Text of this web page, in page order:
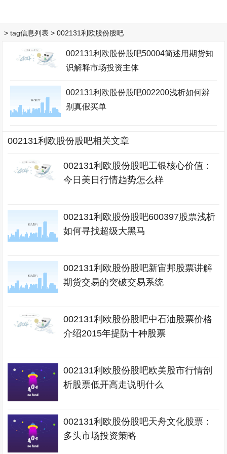
> tag信息列表 > 002131利欧股份股吧
002131利欧股份股吧50004简述用期货知
识解释市场投资主体
002131利欧股份股吧002200浅析如何辨
别真假买单
002131利欧股份股吧相关文章
002131利欧股份股吧工银核心价值：
今日美日行情趋势怎么样
002131利欧股份股吧600397股票浅析
如何寻找超级大黑马
002131利欧股份股吧新宙邦股票讲解
期货交易的突破交易系统
002131利欧股份股吧中石油股票价格
介绍2015年提防十种股票
002131利欧股份股吧欧美股市行情剖
析股票低开高走说明什么
002131利欧股份股吧天舟文化股票：
多头市场投资策略